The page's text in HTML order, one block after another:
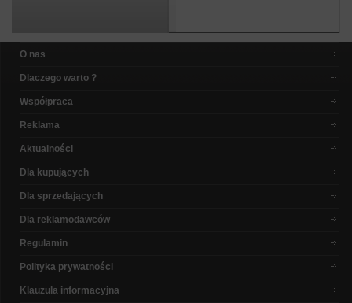
O nas
Dlaczego warto ?
Współpraca
Reklama
Aktualności
Dla kupujących
Dla sprzedających
Dla reklamodawców
Regulamin
Polityka prywatności
Klauzula informacyjna